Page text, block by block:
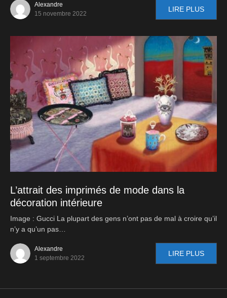
Alexandre
15 novembre 2022
LIRE PLUS
L’attrait des imprimés de mode dans la
décoration intérieure
Image : Gucci La plupart des gens n’ont pas de mal à croire qu’il
n’y a qu’un pas…
Alexandre
1 septembre 2022
LIRE PLUS